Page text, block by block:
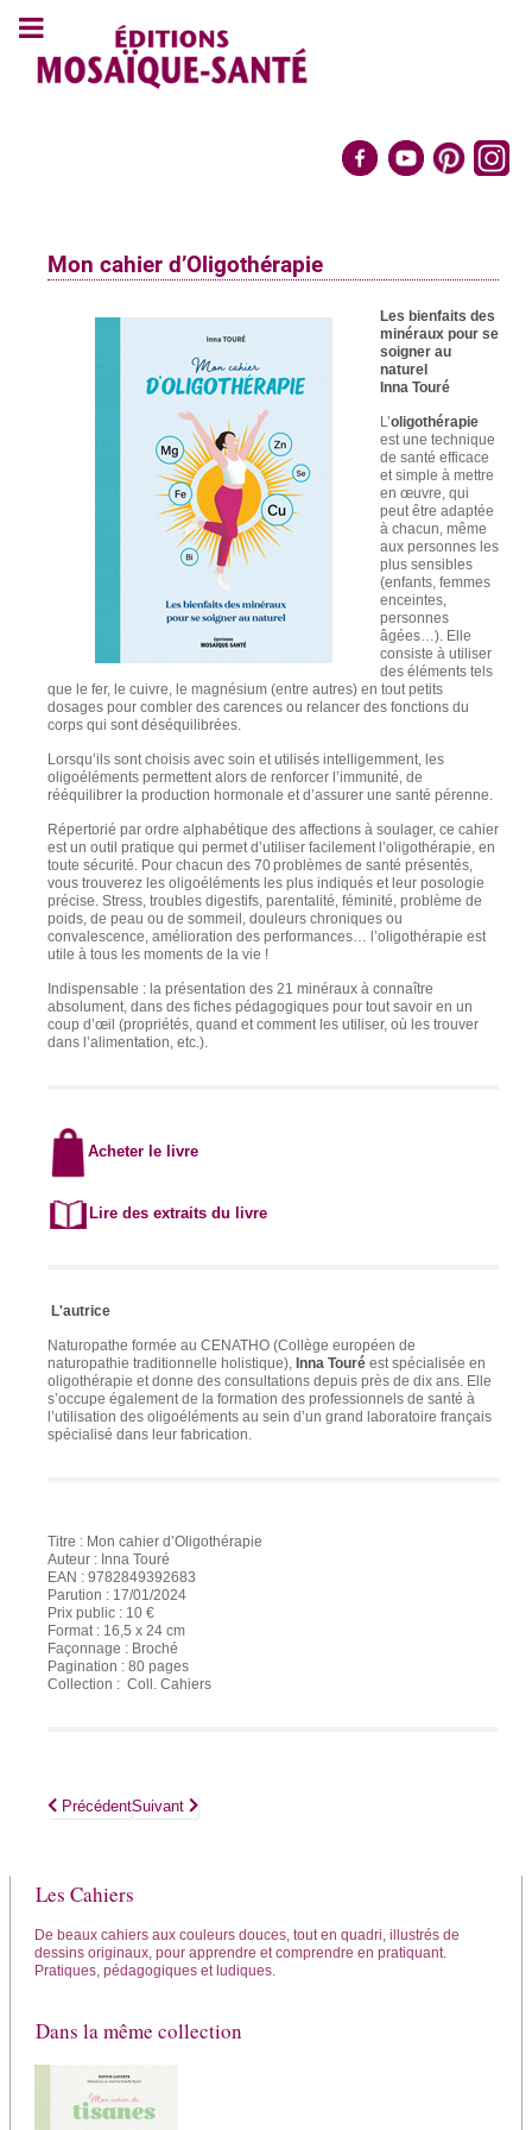
Mon cahier d’Oligothérapie
Les bienfaits des
minéraux pour se
soigner au
naturel
Inna Touré
L’oligothérapie
est une technique
de santé efficace
et simple à mettre
en œuvre, qui
peut être adaptée
à chacun, même
aux personnes les
plus sensibles
(enfants, femmes
enceintes,
personnes
âgées…). Elle
consiste à utiliser
des éléments tels
que le fer, le cuivre, le magnésium (entre autres) en tout petits
dosages pour combler des carences ou relancer des fonctions du
corps qui sont déséquilibrées.
Lorsqu’ils sont choisis avec soin et utilisés intelligemment, les
oligoéléments permettent alors de renforcer l’immunité, de
rééquilibrer la production hormonale et d’assurer une santé pérenne.
Répertorié par ordre alphabétique des affections à soulager, ce cahier
est un outil pratique qui permet d’utiliser facilement l’oligothérapie, en
toute sécurité. Pour chacun des 70 problèmes de santé présentés,
vous trouverez les oligoéléments les plus indiqués et leur posologie
précise. Stress, troubles digestifs, parentalité, féminité, problème de
poids, de peau ou de sommeil, douleurs chroniques ou
convalescence, amélioration des performances… l’oligothérapie est
utile à tous les moments de la vie !
Indispensable : la présentation des 21 minéraux à connaître
absolument, dans des fiches pédagogiques pour tout savoir en un
coup d’œil (propriétés, quand et comment les utiliser, où les trouver
dans l’alimentation, etc.).
Acheter le livre
Lire des extraits du livre
L'autrice
Naturopathe formée au CENATHO (Collège européen de
naturopathie traditionnelle holistique), Inna Touré est spécialisée en
oligothérapie et donne des consultations depuis près de dix ans. Elle
s’occupe également de la formation des professionnels de santé à
l’utilisation des oligoéléments au sein d’un grand laboratoire français
spécialisé dans leur fabrication.
Titre : Mon cahier d’Oligothérapie
Auteur : Inna Touré
EAN : 9782849392683
Parution : 17/01/2024
Prix public : 10 €
Format : 16,5 x 24 cm
Façonnage : Broché
Pagination : 80 pages
Collection : Coll. Cahiers
Article précédent : Mon cahier d’autohypnose
PrécédentArticle suivant : Mon cahier de sorcière guérisseuse
Suivant
Les Cahiers
De beaux cahiers aux couleurs douces, tout en quadri, illustrés de
dessins originaux, pour apprendre et comprendre en pratiquant.
Pratiques, pédagogiques et ludiques.
Dans la même collection